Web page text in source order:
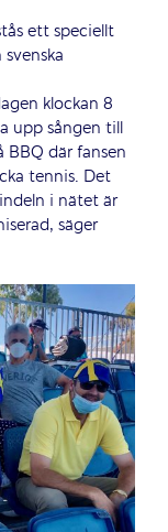
ett speciellt
klockan 8
upp sången till
BBQ där fansen
tennis. Det
i nätet är
säger